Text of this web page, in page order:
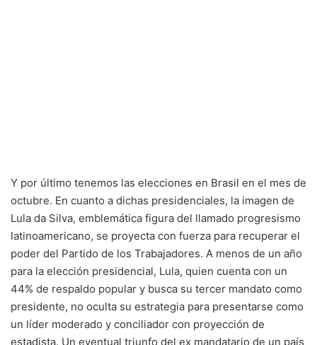
Y por último tenemos las elecciones en Brasil en el mes de
octubre. En cuanto a dichas presidenciales, la imagen de
Lula da Silva, emblemática figura del llamado progresismo
latinoamericano, se proyecta con fuerza para recuperar el
poder del Partido de los Trabajadores. A menos de un año
para la elección presidencial, Lula, quien cuenta con un
44% de respaldo popular y busca su tercer mandato como
presidente, no oculta su estrategia para presentarse como
un líder moderado y conciliador con proyección de
estadista. Un eventual triunfo del ex mandatario de un país